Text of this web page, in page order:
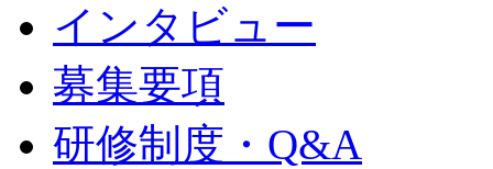
インタビュー
募集要項
研修制度・Q&A